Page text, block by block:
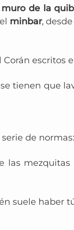
muro de la
minbar,
escritos
tienen que
de normas:
las
suele haber